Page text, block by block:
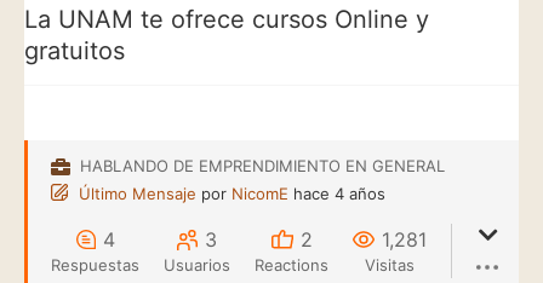
La UNAM te ofrece cursos Online y
gratuitos
HABLANDO DE EMPRENDIMIENTO EN GENERAL
Último Mensaje por NicomE hace 4 años
4
Respuestas
3
Usuarios
2
Reactions
1,281
Visitas